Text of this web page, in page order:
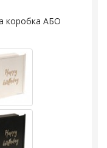
коробка АБО